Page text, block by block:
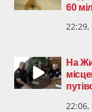
60
22:29,
На